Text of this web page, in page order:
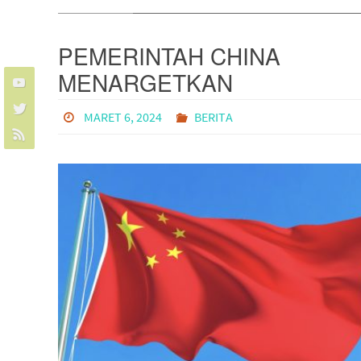
PEMERINTAH CHINA
MENARGETKAN
PERTUMBUHAN EKONOMI
DAN STRATEGI
MARET 6, 2024 BERITA